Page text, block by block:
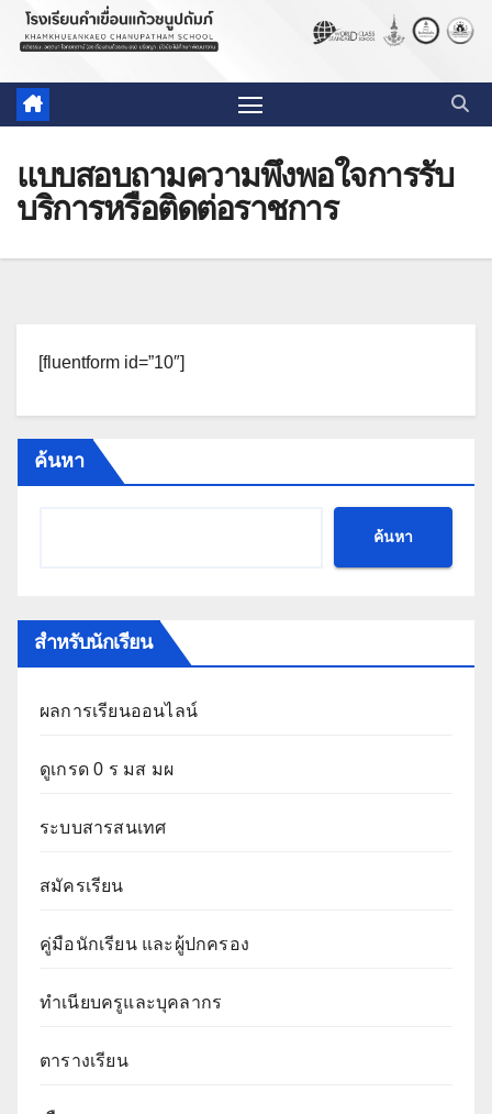
แบบสอบถามความพึงพอใจการรับ
บริการหรือติดต่อราชการ
[fluentform id=”10″]
ค้นหา
ค้นหา
สำหรับนักเรียน
ผลการเรียนออนไลน์
ดูเกรด 0 ร มส มผ
ระบบสารสนเทศ
สมัครเรียน
คู่มือนักเรียน และผู้ปกครอง
ทำเนียบครูและบุคลากร
ตารางเรียน